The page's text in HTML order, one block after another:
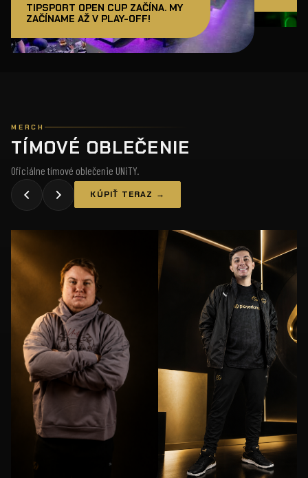
TIPSPORT OPEN CUP ZAČÍNA. MY
ZAČÍNAME AŽ V PLAY-OFF!
MERCH
TÍMOVÉ OBLEČENIE
Oficiálne tímové oblečenie UNiTY.
KÚPIŤ TERAZ →